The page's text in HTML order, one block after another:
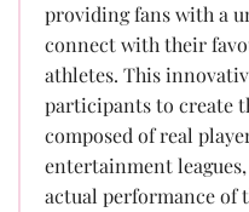
providing fans with a
connect with their
athletes. This
participants to create
composed of real
entertainment
actual performance of